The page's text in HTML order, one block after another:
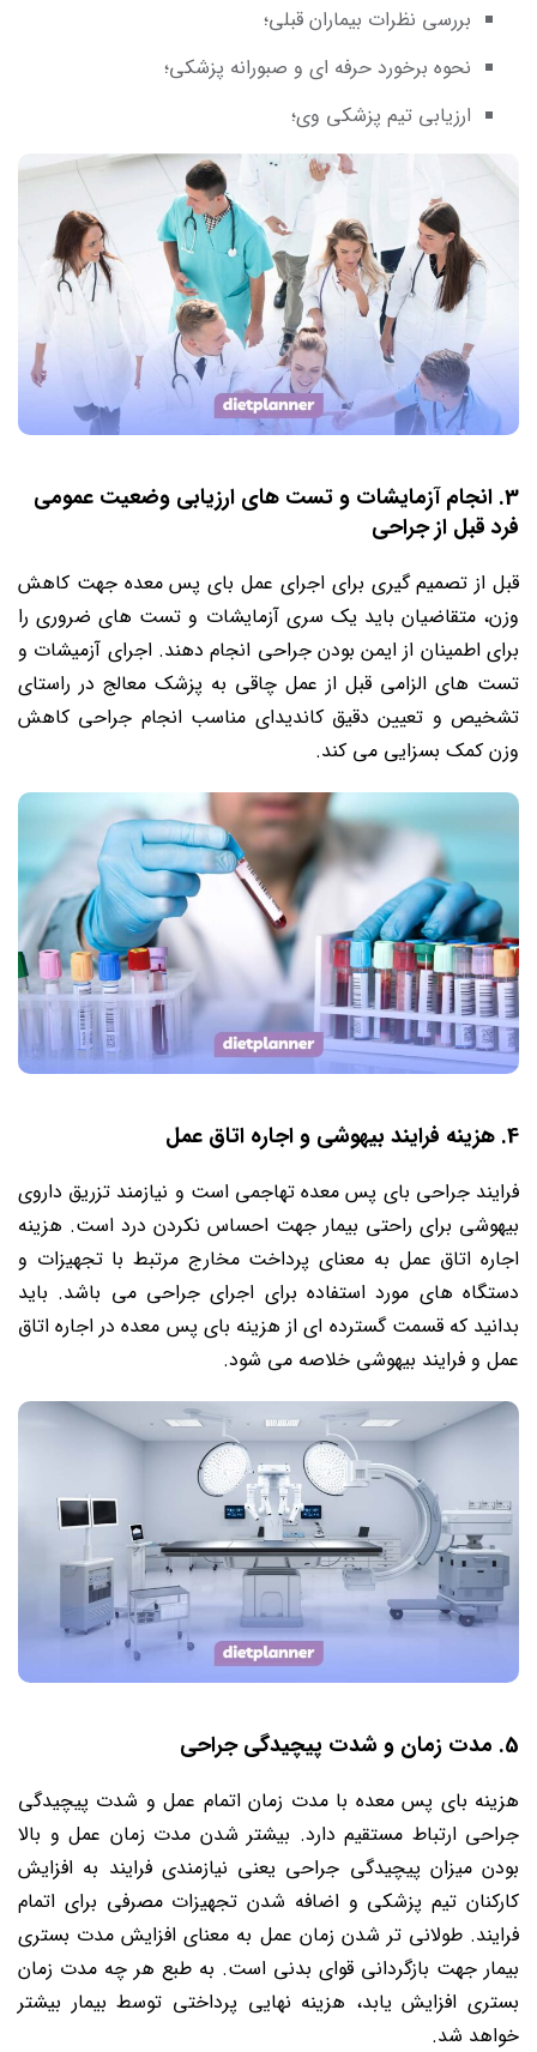
بررسی نظرات بیماران قبلی؛
نحوه برخورد حرفه ای و صبورانه پزشکی؛
ارزیابی تیم پزشکی وی؛
3. انجام آزمایشات و تست های ارزیابی وضعیت عمومی
فرد قبل از جراحی
قبل از تصمیم گیری برای اجرای عمل بای پس معده جهت کاهش
وزن، متقاضیان باید یک سری آزمایشات و تست های ضروری را
برای اطمینان از ایمن بودن جراحی انجام دهند. اجرای آزمیشات و
تست های الزامی قبل از عمل چاقی به پزشک معالج در راستای
تشخیص و تعیین دقیق کاندیدای مناسب انجام جراحی کاهش
وزن کمک بسزایی می کند.
4. هزینه فرایند بیهوشی و اجاره اتاق عمل
فرایند جراحی بای پس معده تهاجمی است و نیازمند تزریق داروی
بیهوشی برای راحتی بیمار جهت احساس نکردن درد است. هزینه
اجاره اتاق عمل به معنای پرداخت مخارج مرتبط با تجهیزات و
دستگاه های مورد استفاده برای اجرای جراحی می باشد. باید
بدانید که قسمت گسترده ای از هزینه بای پس معده در اجاره اتاق
عمل و فرایند بیهوشی خلاصه می شود.
5. مدت زمان و شدت پیچیدگی جراحی
هزینه بای پس معده با مدت زمان اتمام عمل و شدت پیچیدگی
جراحی ارتباط مستقیم دارد. بیشتر شدن مدت زمان عمل و بالا
بودن میزان پیچیدگی جراحی یعنی نیازمندی فرایند به افزایش
کارکنان تیم پزشکی و اضافه شدن تجهیزات مصرفی برای اتمام
فرایند. طولانی تر شدن زمان عمل به معنای افزایش مدت بستری
بیمار جهت بازگردانی قوای بدنی است. به طبع هر چه مدت زمان
بستری افزایش یابد، هزینه نهایی پرداختی توسط بیمار بیشتر
خواهد شد.